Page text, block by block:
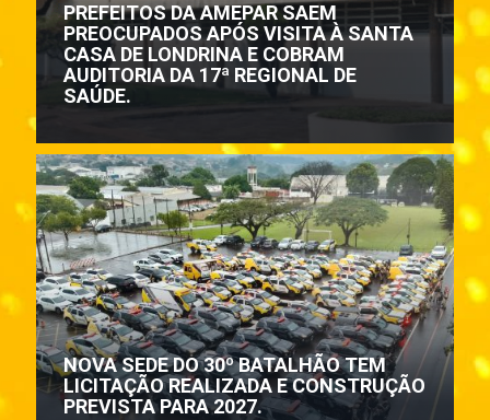
PREFEITOS DA AMEPAR SAEM
PREOCUPADOS APÓS VISITA À SANTA
CASA DE LONDRINA E COBRAM
AUDITORIA DA 17ª REGIONAL DE
SAÚDE.
NOVA SEDE DO 30º BATALHÃO TEM
LICITAÇÃO REALIZADA E CONSTRUÇÃO
PREVISTA PARA 2027.